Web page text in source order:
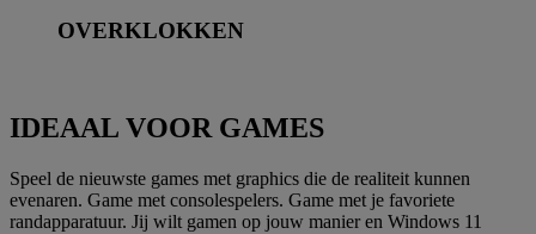
OVERKLOKKEN
IDEAAL VOOR GAMES
Speel de nieuwste games met graphics die de realiteit kunnen
evenaren. Game met consolespelers. Game met je favoriete
randapparatuur. Jij wilt gamen op jouw manier en Windows 11